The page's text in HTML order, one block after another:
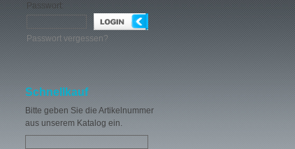
Passwort:
Passwort vergessen?
Schnellkauf
Bitte geben Sie die Artikelnummer
aus unserem Katalog ein.